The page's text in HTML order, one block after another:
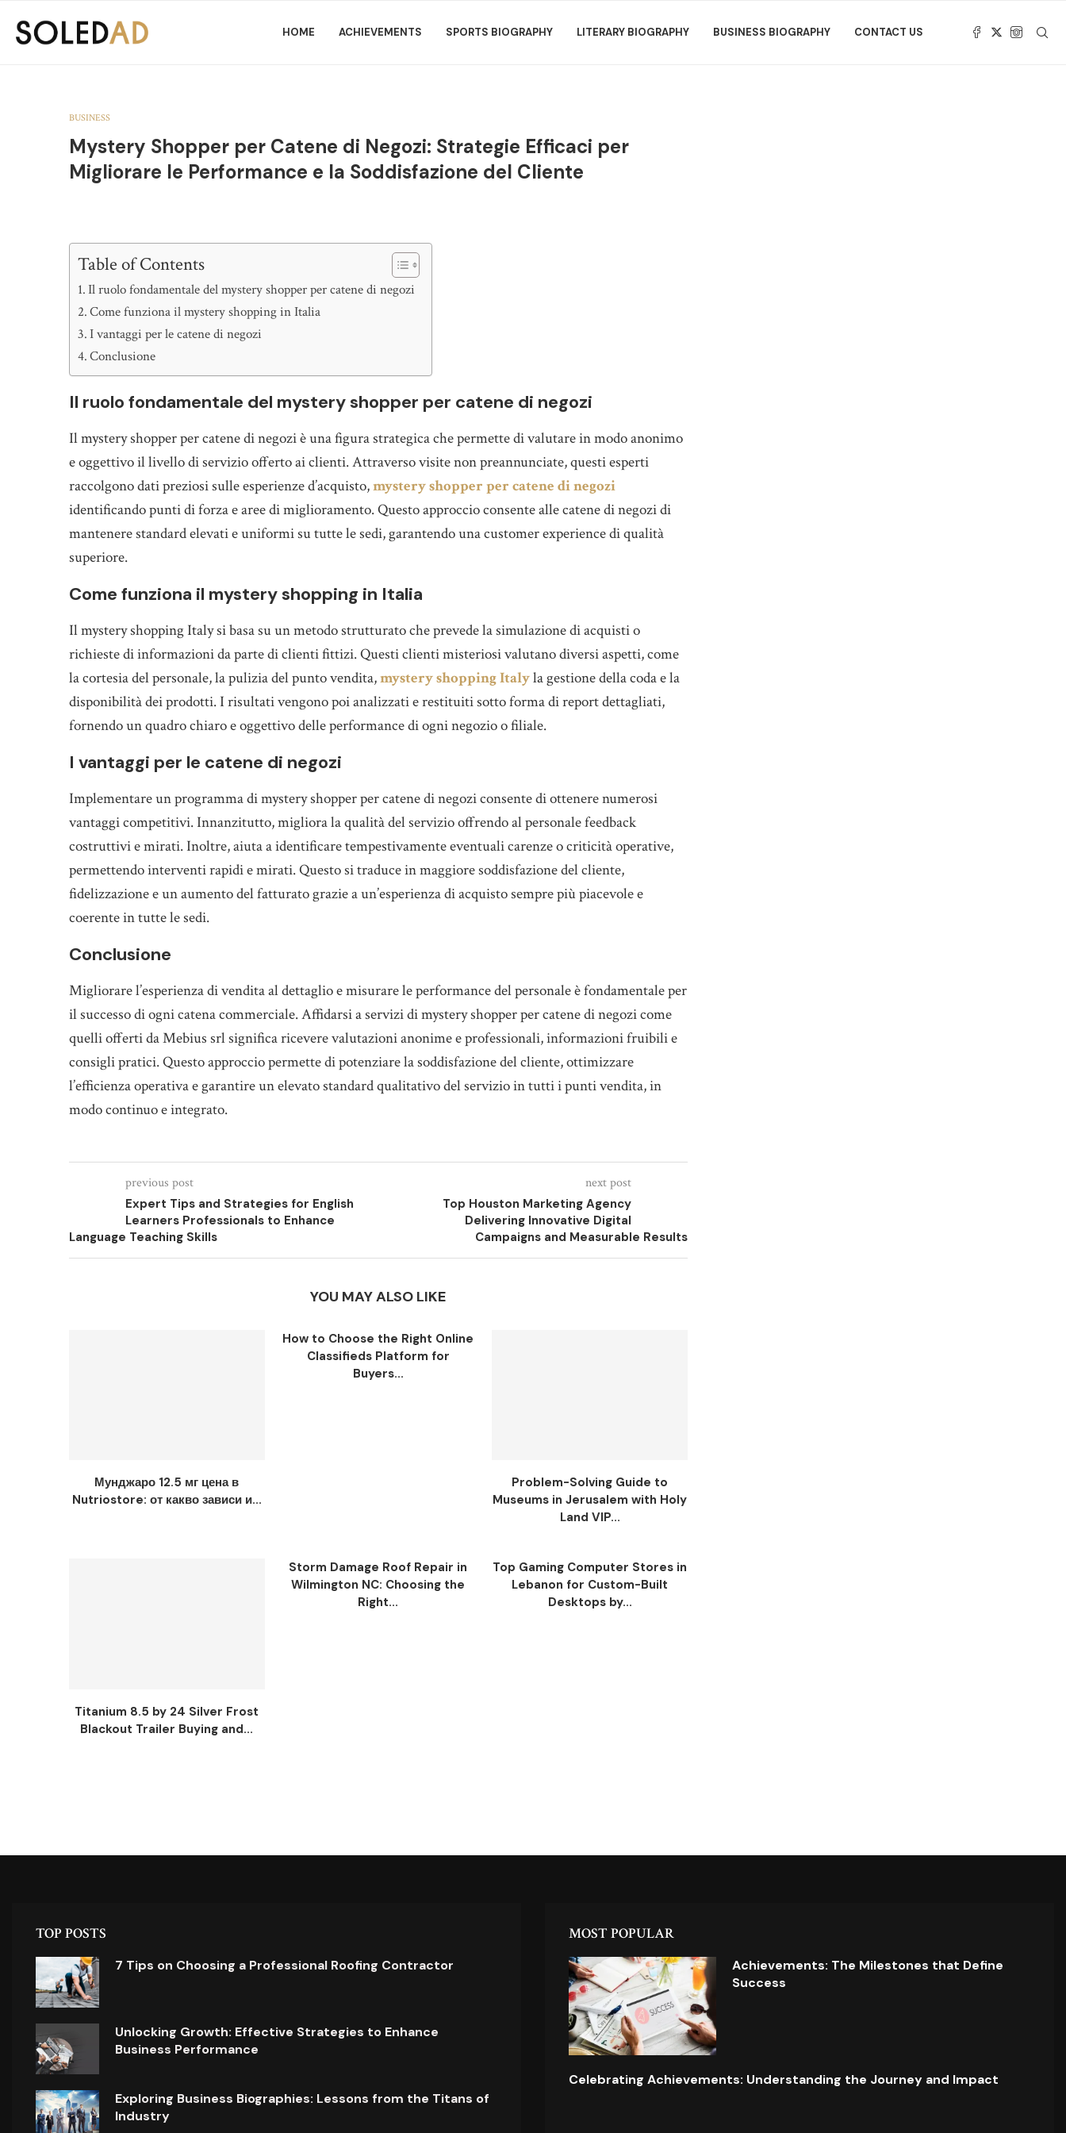
HOME ACHIEVEMENTS SPORTS BIOGRAPHY LITERARY BIOGRAPHY BUSINESS BIOGRAPHY CONTACT US
BUSINESS
Mystery Shopper per Catene di Negozi: Strategie Efficaci per
Migliorare le Performance e la Soddisfazione del Cliente
Table of Contents
Il ruolo fondamentale del mystery shopper per catene di negozi
Come funziona il mystery shopping in Italia
I vantaggi per le catene di negozi
Conclusione
Il ruolo fondamentale del mystery shopper per catene di negozi
Il mystery shopper per catene di negozi è una figura strategica che permette di valutare in modo anonimo
e oggettivo il livello di servizio offerto ai clienti. Attraverso visite non preannunciate, questi esperti
raccolgono dati preziosi sulle esperienze d’acquisto,mystery shopper per catene di negozi
identificando punti di forza e aree di miglioramento. Questo approccio consente alle catene di negozi di
mantenere standard elevati e uniformi su tutte le sedi, garantendo una customer experience di qualità
superiore.
Come funziona il mystery shopping in Italia
Il mystery shopping Italy si basa su un metodo strutturato che prevede la simulazione di acquisti o
richieste di informazioni da parte di clienti fittizi. Questi clienti misteriosi valutano diversi aspetti, come
la cortesia del personale, la pulizia del punto vendita,mystery shopping Italyla gestione della coda e la
disponibilità dei prodotti. I risultati vengono poi analizzati e restituiti sotto forma di report dettagliati,
fornendo un quadro chiaro e oggettivo delle performance di ogni negozio o filiale.
I vantaggi per le catene di negozi
Implementare un programma di mystery shopper per catene di negozi consente di ottenere numerosi
vantaggi competitivi. Innanzitutto, migliora la qualità del servizio offrendo al personale feedback
costruttivi e mirati. Inoltre, aiuta a identificare tempestivamente eventuali carenze o criticità operative,
permettendo interventi rapidi e mirati. Questo si traduce in maggiore soddisfazione del cliente,
fidelizzazione e un aumento del fatturato grazie a un’esperienza di acquisto sempre più piacevole e
coerente in tutte le sedi.
Conclusione
Migliorare l’esperienza di vendita al dettaglio e misurare le performance del personale è fondamentale per
il successo di ogni catena commerciale. Affidarsi a servizi di mystery shopper per catene di negozi come
quelli offerti da Mebius srl significa ricevere valutazioni anonime e professionali, informazioni fruibili e
consigli pratici. Questo approccio permette di potenziare la soddisfazione del cliente, ottimizzare
l’efficienza operativa e garantire un elevato standard qualitativo del servizio in tutti i punti vendita, in
modo continuo e integrato.
previous post
Expert Tips and Strategies for English
Learners Professionals to Enhance
Language Teaching Skills
next post
Top Houston Marketing Agency
Delivering Innovative Digital
Campaigns and Measurable Results
YOU MAY ALSO LIKE
Мунджаро 12.5 мг цена в
Nutriostore: от какво зависи и...
How to Choose the Right Online
Classifieds Platform for
Buyers...
Problem-Solving Guide to
Museums in Jerusalem with Holy
Land VIP...
Titanium 8.5 by 24 Silver Frost
Blackout Trailer Buying and...
Storm Damage Roof Repair in
Wilmington NC: Choosing the
Right...
Top Gaming Computer Stores in
Lebanon for Custom-Built
Desktops by...
TOP POSTS
7 Tips on Choosing a Professional Roofing Contractor
Unlocking Growth: Effective Strategies to Enhance
Business Performance
Exploring Business Biographies: Lessons from the Titans of
Industry
MOST POPULAR
Achievements: The Milestones that Define
Success
Celebrating Achievements: Understanding the Journey and Impact